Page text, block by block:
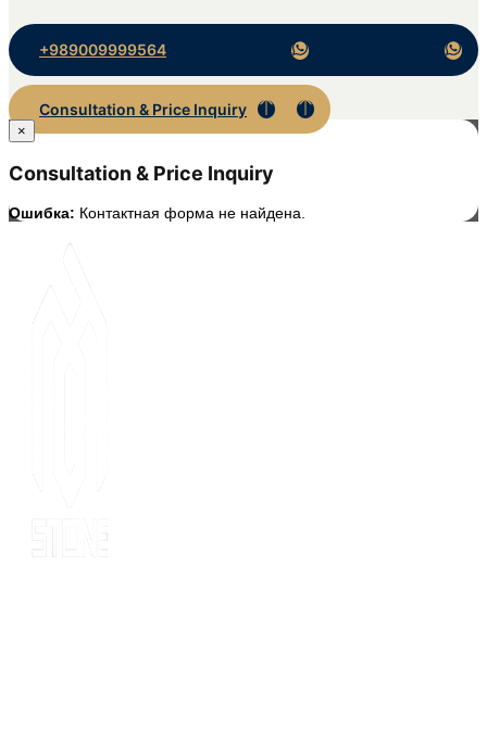
+989009999564
Consultation & Price Inquiry
×
Consultation & Price Inquiry
Ошибка: Контактная форма не найдена.